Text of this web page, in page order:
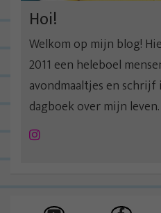
Hoi!
Welkom op mijn blog!
2011 een heleboel
avondmaaltjes en
dagboek over mijn
Instagram